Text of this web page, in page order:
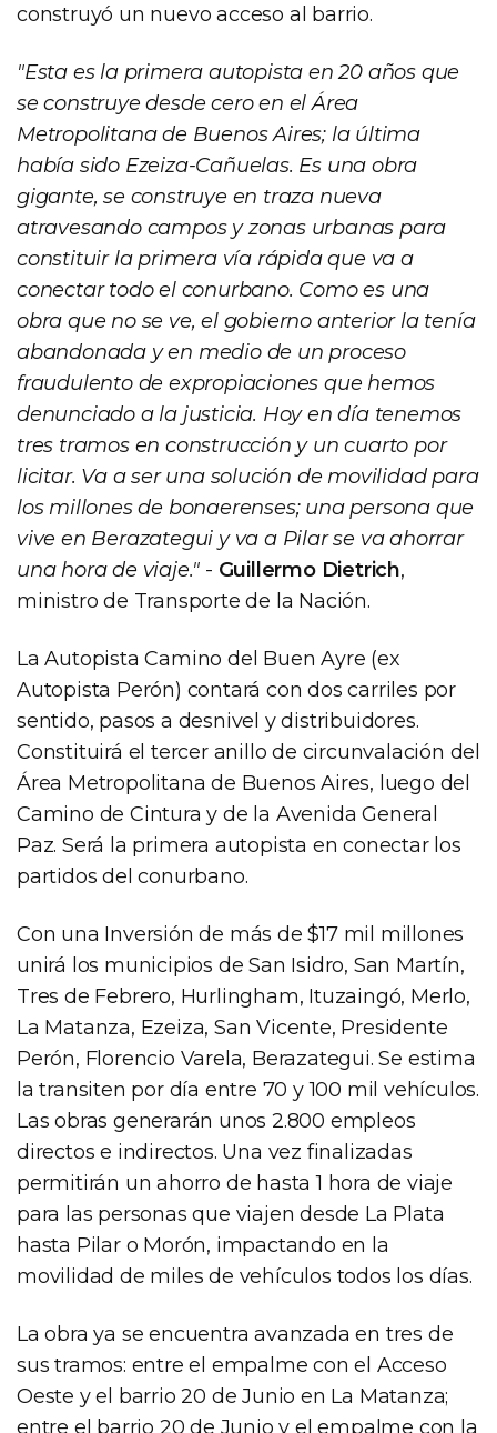
construyó un nuevo acceso al barrio.
"Esta es la primera autopista en 20 años que
se construye desde cero en el Área
Metropolitana de Buenos Aires; la última
había sido Ezeiza-Cañuelas. Es una obra
gigante, se construye en traza nueva
atravesando campos y zonas urbanas para
constituir la primera vía rápida que va a
conectar todo el conurbano. Como es una
obra que no se ve, el gobierno anterior la tenía
abandonada y en medio de un proceso
fraudulento de expropiaciones que hemos
denunciado a la justicia. Hoy en día tenemos
tres tramos en construcción y un cuarto por
licitar. Va a ser una solución de movilidad para
los millones de bonaerenses; una persona que
vive en Berazategui y va a Pilar se va ahorrar
una hora de viaje." - Guillermo Dietrich,
ministro de Transporte de la Nación.
La Autopista Camino del Buen Ayre (ex
Autopista Perón) contará con dos carriles por
sentido, pasos a desnivel y distribuidores.
Constituirá el tercer anillo de circunvalación del
Área Metropolitana de Buenos Aires, luego del
Camino de Cintura y de la Avenida General
Paz. Será la primera autopista en conectar los
partidos del conurbano.
Con una Inversión de más de $17 mil millones
unirá los municipios de San Isidro, San Martín,
Tres de Febrero, Hurlingham, Ituzaingó, Merlo,
La Matanza, Ezeiza, San Vicente, Presidente
Perón, Florencio Varela, Berazategui. Se estima
la transiten por día entre 70 y 100 mil vehículos.
Las obras generarán unos 2.800 empleos
directos e indirectos. Una vez finalizadas
permitirán un ahorro de hasta 1 hora de viaje
para las personas que viajen desde La Plata
hasta Pilar o Morón, impactando en la
movilidad de miles de vehículos todos los días.
La obra ya se encuentra avanzada en tres de
sus tramos: entre el empalme con el Acceso
Oeste y el barrio 20 de Junio en La Matanza;
entre el barrio 20 de Junio y el empalme con la